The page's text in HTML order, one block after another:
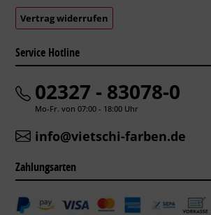
Vertrag widerrufen
Service Hotline
02327 - 83078-0
Mo-Fr. von 07:00 - 18:00 Uhr
info@vietschi-farben.de
Zahlungsarten